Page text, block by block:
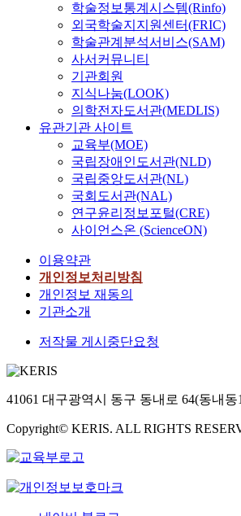
학술정보통계시스템(Rinfo)
외국학술지지원센터(FRIC)
학술관계분석서비스(SAM)
사서커뮤니티
기관회원
지식나눔(LOOK)
의학전자도서관(MEDLIS)
유관기관 사이트
교육부(MOE)
국립장애인도서관(NLD)
국립중앙도서관(NL)
국회도서관(NAL)
연구윤리정보포털(CRE)
사이언스온 (ScienceON)
이용약관
개인정보처리방침
개인정보 재동의
기관소개
저작물 게시중단요청
41061 대구광역시 동구 동내로 64(동내동
Copyright© KERIS. ALL RIGHTS